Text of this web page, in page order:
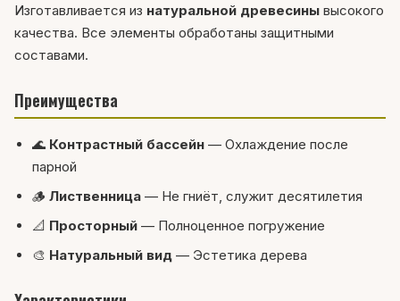
Изготавливается из натуральной древесины высокого
качества. Все элементы обработаны защитными
составами.
Преимущества
🌊 Контрастный бассейн — Охлаждение после
парной
🪵 Лиственница — Не гниёт, служит десятилетия
📐 Просторный — Полноценное погружение
🎨 Натуральный вид — Эстетика дерева